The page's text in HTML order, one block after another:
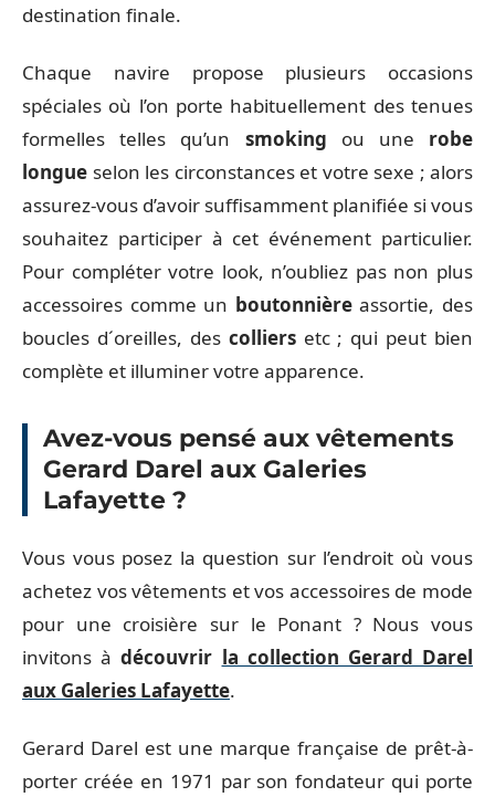
destination finale.
Chaque navire propose plusieurs occasions
spéciales où l’on porte habituellement des tenues
formelles telles qu’un smoking ou une robe
longue selon les circonstances et votre sexe ; alors
assurez-vous d’avoir suffisamment planifiée si vous
souhaitez participer à cet événement particulier.
Pour compléter votre look, n’oubliez pas non plus
accessoires comme un boutonnièreassortie, des
boucles d´oreilles, des colliersetc ; qui peut bien
complète et illuminer votre apparence.
Avez-vous pensé aux vêtements
Gerard Darel aux Galeries
Lafayette ?
Vous vous posez la question sur l’endroit où vous
achetez vos vêtements et vos accessoires de mode
pour une croisière sur le Ponant ? Nous vous
invitons àdécouvrir la collection Gerard Darel
aux Galeries Lafayette.
Gerard Darel est une marque française de prêt-à-
porter créée en 1971 par son fondateur qui porte